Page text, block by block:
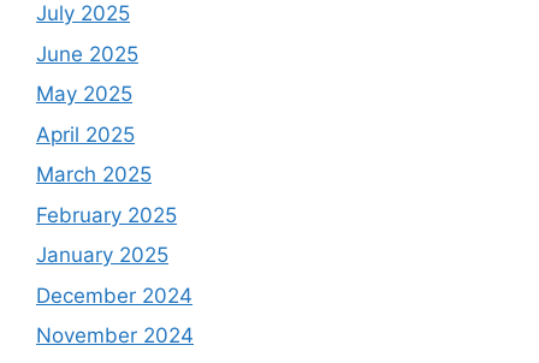
July 2025
June 2025
May 2025
April 2025
March 2025
February 2025
January 2025
December 2024
November 2024